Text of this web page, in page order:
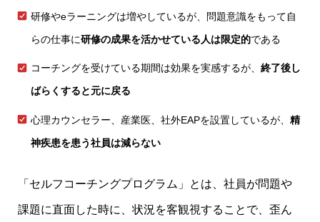
研修やeラーニングは増やしているが、問題意識をもって自
らの仕事に研修の成果を活かせている人は限定的である
コーチングを受けている期間は効果を実感するが、終了後し
ばらくすると元に戻る
心理カウンセラー、産業医、社外EAPを設置しているが、精
神疾患を患う社員は減らない
「セルフコーチングプログラム」とは、社員が問題や
課題に直面した時に、状況を客観視することで、歪ん